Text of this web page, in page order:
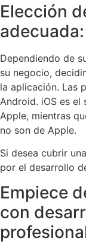
Elección
Dependiendo de
su negocio,
la aplicación. Las
Android. iOS es
Apple, mientras
no son de Apple.
Si desea cubrir
por el desarrollo
Empiece
con